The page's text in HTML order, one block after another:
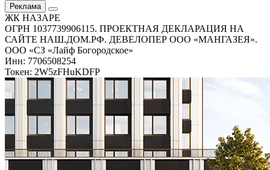
Реклама
ЖК НАЗАРЕ
ОГРН 1037739906115. ПРОЕКТНАЯ ДЕКЛАРАЦИЯ НА
САЙТЕ НАШ.ДОМ.РФ. ДЕВЕЛОПЕР ООО «МАНГАЗЕЯ».
ООО «СЗ «Лайф Богородское»
Инн: 7706508254
Токен: 2W5zFHuKDFP